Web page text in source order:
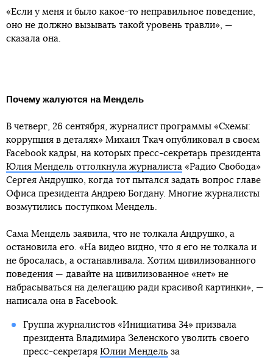
«Если у меня и было какое-то неправильное поведение,
оно не должно вызывать такой уровень травли», —
сказала она.
Почему жалуются на Мендель
В четверг, 26 сентября, журналист программы «Схемы:
коррупция в деталях» Михаил Ткач опубликовал в своем
Facebook кадры, на которых пресс-секретарь президента
Юлия Мендель оттолкнула журналиста «Радио Свобода»
Сергея Андрушко, когда тот пытался задать вопрос главе
Офиса президента Андрею Богдану. Многие журналисты
возмутились поступком Мендель.
Сама Мендель заявила, что не толкала Андрушко, а
остановила его. «На видео видно, что я его не толкала и
не бросалась, а останавливала. Хотим цивилизованного
поведения — давайте на цивилизованное «нет» не
набрасываться на делегацию ради красивой картинки», —
написала она в Facebook.
Группа журналистов «Инициатива 34» призвала
президента Владимира Зеленского уволить своего
пресс-секретаря Юлии Мендель за